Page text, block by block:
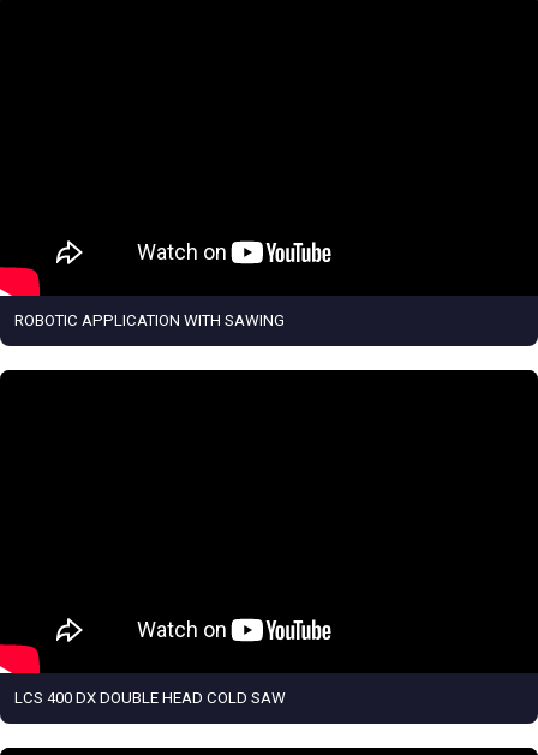
ROBOTIC APPLICATION WITH SAWING
LCS 400 DX DOUBLE HEAD COLD SAW